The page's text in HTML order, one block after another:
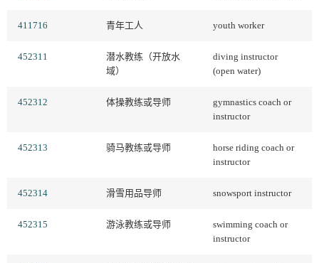
411716 青年工人 youth worker
452311
潜水教练（开放水
域）
diving instructor
(open water)
452312 体操教练或导师
gymnastics coach or
instructor
452313 骑马教练或导师
horse riding coach or
instructor
452314 滑雪用品导师 snowsport instructor
452315 游泳教练或导师
swimming coach or
instructor